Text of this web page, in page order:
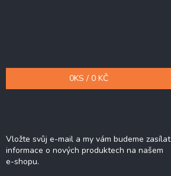
0KS / 0 KČ
Vložte svůj e-mail a my vám budeme zasílat
informace o nových produktech na našem
e-shopu.